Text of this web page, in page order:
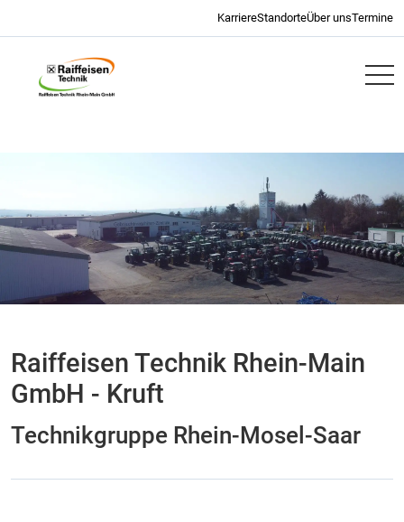
KarriereStandorteÜber unsTermine
Raiffeisen Technik Rhein-Main
GmbH - Kruft
Technikgruppe Rhein-Mosel-Saar